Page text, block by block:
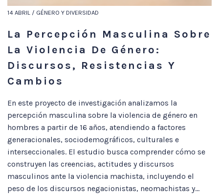
14 ABRIL / GÉNERO Y DIVERSIDAD
La Percepción Masculina Sobre
La Violencia De Género:
Discursos, Resistencias Y
Cambios
En este proyecto de investigación analizamos la
percepción masculina sobre la violencia de género en
hombres a partir de 16 años, atendiendo a factores
generacionales, sociodemográficos, culturales e
interseccionales. El estudio busca comprender cómo se
construyen las creencias, actitudes y discursos
masculinos ante la violencia machista, incluyendo el
peso de los discursos negacionistas, neomachistas y...